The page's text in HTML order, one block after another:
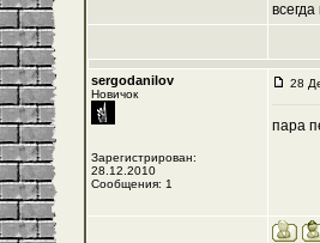
sergodanilov
Новичок
Зарегистрирован:
28.12.2010
Сообщения: 1
28
пара